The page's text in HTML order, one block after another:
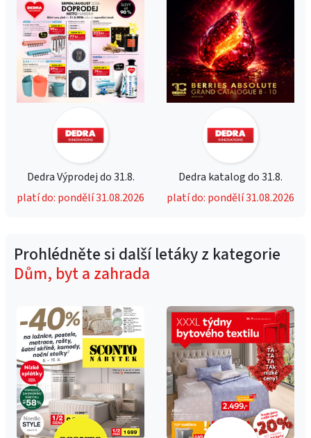
Dedra Výprodej do 31.8.
platí do: pondělí 31.08.2026
Dedra katalog do 31.8.
platí do: pondělí 31.08.2026
Prohlédněte si další letáky z kategorie
Dům, byt a zahrada